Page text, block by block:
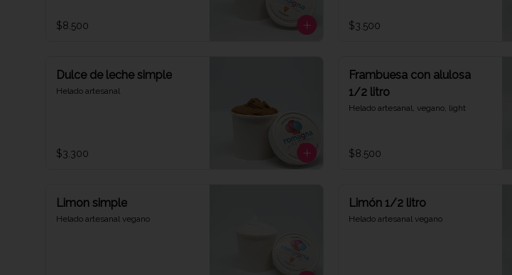
$8.500 $3.500
Dulce de leche simple
Helado artesanal
$3.300
Frambuesa con alulosa
1/2 litro
Helado artesanal, vegano, light
$8.500
Limon simple
Helado artesanal vegano
Limón 1/2 litro
Helado artesanal vegano